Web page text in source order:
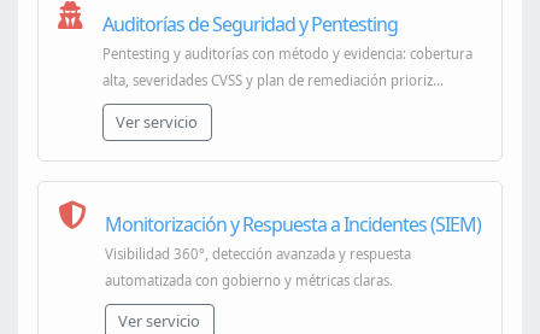
Auditorías de Seguridad y Pentesting
Pentesting y auditorías con método y evidencia: cobertura
alta, severidades CVSS y plan de remediación prioriz...
Ver servicio
Monitorización y Respuesta a Incidentes (SIEM)
Visibilidad 360°, detección avanzada y respuesta
automatizada con gobierno y métricas claras.
Ver servicio